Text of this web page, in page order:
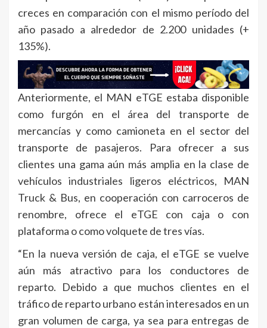
creces en comparación con el mismo período del
año pasado a alrededor de 2.200 unidades (+
135%).
Anteriormente, el MAN eTGE estaba disponible
como furgón en el área del transporte de
mercancías y como camioneta en el sector del
transporte de pasajeros. Para ofrecer a sus
clientes una gama aún más amplia en la clase de
vehículos industriales ligeros eléctricos, MAN
Truck & Bus, en cooperación con carroceros de
renombre, ofrece el eTGE con caja o con
plataforma o como volquete de tres vías.
“En la nueva versión de caja, el eTGE se vuelve
aún más atractivo para los conductores de
reparto. Debido a que muchos clientes en el
tráfico de reparto urbano están interesados en un
gran volumen de carga, ya sea para entregas de